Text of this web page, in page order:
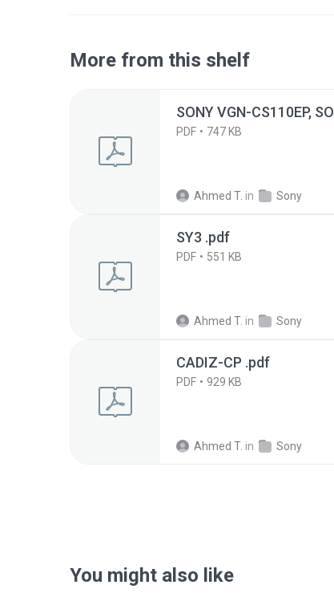
More from this shelf
SONY VGN-CS110EP,
PDF 747 KB
Ahmed T. in Sony
SY3 .pdf
PDF 551 KB
Ahmed T. in Sony
CADIZ-CP .pdf
PDF 929 KB
Ahmed T. in Sony
You might also like